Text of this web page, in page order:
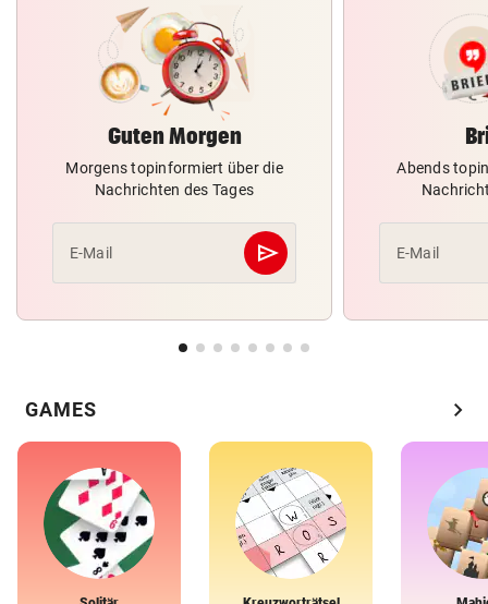
Guten Morgen
Morgens topinformiert über die
Nachrichten des Tages
E-Mail send
Abschicken
Abends
E-Mail
GAMES chevron_right